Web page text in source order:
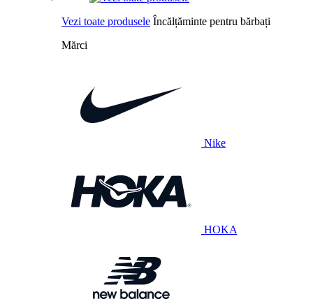
Vezi toate produsele Încălțăminte pentru bărbați
Mărci
Nike
HOKA